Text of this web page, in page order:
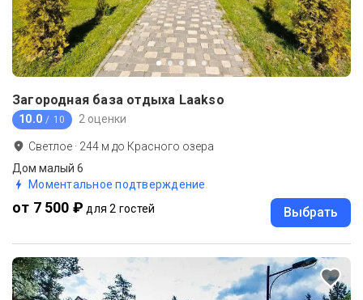
Загородная база отдыха Laakso
10.0 / 10 2 оценки
Светлое · 244 м до Красного озера
Дом малый 6
Моментальное подтверждение
от 7 500 ₽ для 2 гостей Выбрать